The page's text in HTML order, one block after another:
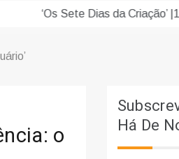
o terceiro!
o
Há De